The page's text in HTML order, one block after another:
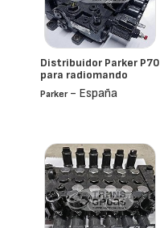
Distribuidor Parker P70
para radiomando
Parker- España